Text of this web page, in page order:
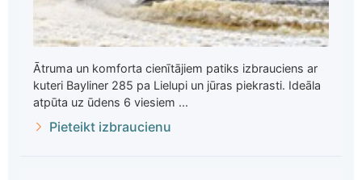
Ātruma un komforta cienītājiem patiks izbrauciens ar
kuteri Bayliner 285 pa Lielupi un jūras piekrasti. Ideāla
atpūta uz ūdens 6 viesiem ...
Pieteikt izbraucienu